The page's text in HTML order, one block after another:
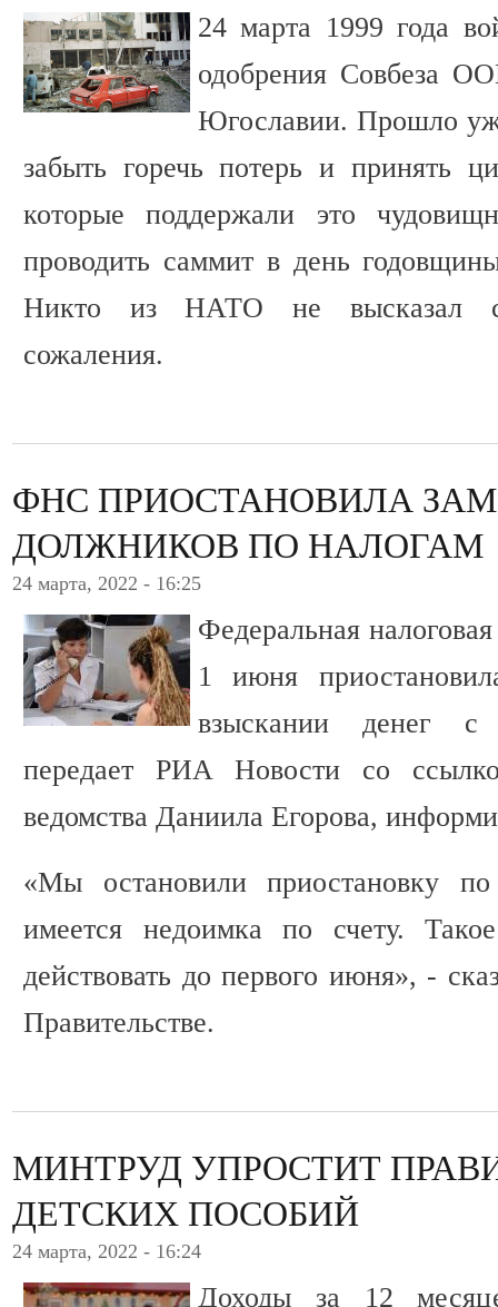
24 марта 1999 года
одобрения Совбеза
Югославии. Прошло
забыть горечь потерь и принять
которые поддержали это
проводить саммит в день
Никто из НАТО не высказал
сожаления.
ФНС ПРИОСТАНОВИЛА
ДОЛЖНИКОВ ПО НАЛОГАМ
24 марта, 2022 - 16:25
Федеральная
1 июня
взыскании денег с
передает РИА Новости со
ведомства Даниила Егорова,
«Мы остановили приостановку
имеется недоимка по счету.
действовать до первого июня», -
Правительстве.
МИНТРУД УПРОСТИТ
ДЕТСКИХ ПОСОБИЙ
24 марта, 2022 - 16:24
Доходы за 12